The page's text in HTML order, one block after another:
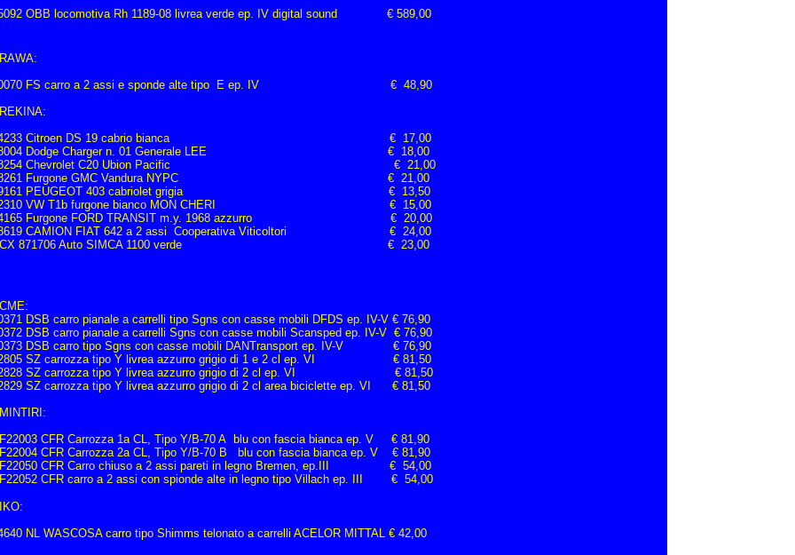
OBB locomotiva Rh 1189-08 livrea verde ep. IV digital sound € 589,00
FS carro a 2 assi e sponde alte tipo E ep. IV € 48,90
Citroen DS 19 cabrio bianca € 17,00
Dodge Charger n. 01 Generale LEE € 18,00
Chevrolet C20 Ubion Pacific € 21,00
Furgone GMC Vandura NYPC € 21,00
PEUGEOT 403 cabriolet grigia € 13,50
VW T1b furgone bianco MON CHERI € 15,00
Furgone FORD TRANSIT m.y. 1968 azzurro € 20,00
CAMION FIAT 642 a 2 assi Cooperativa Viticoltori € 24,00
871706 Auto SIMCA 1100 verde € 23,00
DSB carro pianale a carrelli tipo Sgns con casse mobili DFDS ep. IV-V € 76,90
DSB carro pianale a carrelli Sgns con casse mobili Scansped ep. IV-V € 76,90
DSB carro tipo Sgns con casse mobili DANTransport ep. IV-V € 76,90
SZ carrozza tipo Y livrea azzurro grigio di 1 e 2 cl ep. VI € 81,50
SZ carrozza tipo Y livrea azzurro grigio di 2 cl ep. VI € 81,50
SZ carrozza tipo Y livrea azzurro grigio di 2 cl area biciclette ep. VI € 81,50
CFR Carrozza 1a CL, Tipo Y/B-70 A blu con fascia bianca ep. V € 81,90
CFR Carrozza 2a CL, Tipo Y/B-70 B blu con fascia bianca ep. V € 81,90
CFR Carro chiuso a 2 assi pareti in legno Bremen, ep.III € 54,00
CFR carro a 2 assi con spionde alte in legno tipo Villach ep. III € 54,00
NL WASCOSA carro tipo Shimms telonato a carrelli ACELOR MITTAL € 42,00